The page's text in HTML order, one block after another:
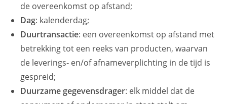
de overeenkomst op afstand;
Dag: kalenderdag;
Duurtransactie: een overeenkomst op afstand met
betrekking tot een reeks van producten, waarvan
de leverings‑ en/of afnameverplichting in de tijd is
gespreid;
Duurzame gegevensdrager: elk middel dat de